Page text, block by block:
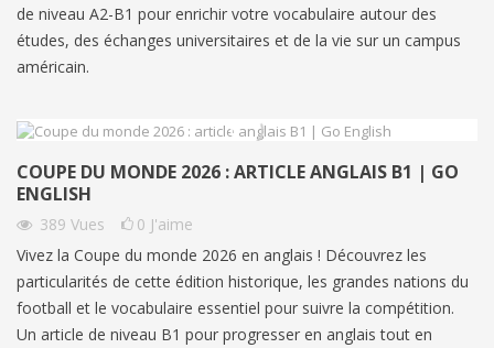
de niveau A2-B1 pour enrichir votre vocabulaire autour des
études, des échanges universitaires et de la vie sur un campus
américain.
COUPE DU MONDE 2026 : ARTICLE ANGLAIS B1 | GO
ENGLISH
389 Vues 0 J'aime
Vivez la Coupe du monde 2026 en anglais ! Découvrez les
particularités de cette édition historique, les grandes nations du
football et le vocabulaire essentiel pour suivre la compétition.
Un article de niveau B1 pour progresser en anglais tout en